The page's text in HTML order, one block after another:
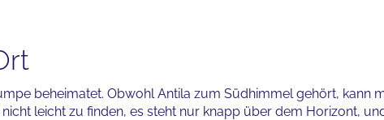
beheimatet. Obwohl Antila zum Südhimmel gehört, kann
leicht zu finden, es steht nur knapp über dem Horizont,